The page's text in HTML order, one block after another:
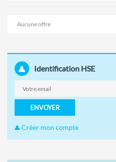
Aucune offre
Identification HSE
ENVOYER
Créer mon compte